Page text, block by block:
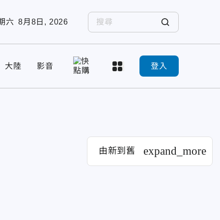
六 8月8日, 2026
大陸 影音 登入
由新到舊 expand_more